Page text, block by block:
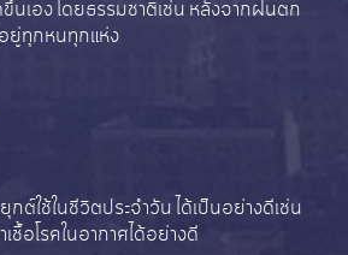
ขึ้นเอง โดยธรรมชาติเช่น หลังจากฝนตก
ยู่ทุกหนทุกแห่ง
กต์ใช้ในชีวิตประจำวัน ได้เป็นอย่างดีเช่น
ชื้อโรคในอากาศได้อย่างดี